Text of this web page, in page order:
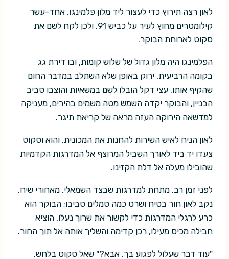
לאון רצה תירוץ כדי לעצור ליד מלון פלמינגו, אחד-עשר
קילומטרים מחוץ לעיר על כביש 91, ולכן לקח לשם את
סקוט לארוחת הבוקר.
הפלמינגו היה מלון גדול של שלוש קומות, ובו דירת גג
בקומה הרביעית, ירוק באופן שלא השתלב במדבר החום
שהקיף אותו. עצי דקל הובלו לשם במשאיות והוצבו סביב
הבניין, והבוקר יקדה השמש מטה משמים בהירים, מעניקה
למדשאה הירוקה העזה מראה של קריאת תיגר.
לאון הניח לאיש השירות להחנות את המכונית, והוא וסקוט
צעדו יד ביד לאורך השביל המרוצף אל המדרגות הקדמיות
שהובילו מעלה אל דלת הקזינו.
לפני זמן רב, מתחת למדרגות שבצד השמאלי, מאחורי שיח,
נקב לאון חור בטיח ושרט כמה סמלים סביבו; הבוקר הוא
כרע לרגלי המדרגות כדי לקשור את שרוך נעלו, הוציא
חבילה מכיס מעילו, רכן קדימה והשליך אותה אל תוך החור.
"עוד דבר שעלול לפגוע בך, אבא?" שאל סקוט בלחש.